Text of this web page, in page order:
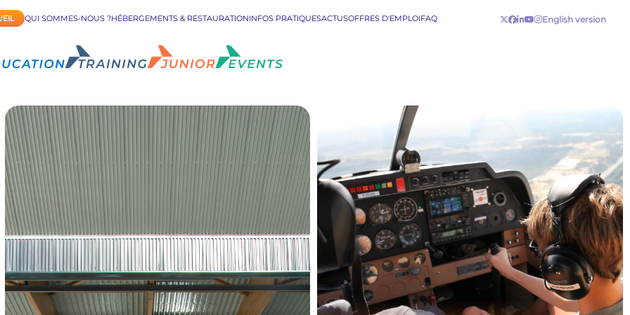
QUI SOMMES-NOUS ?HÉBERGEMENTS & RESTAURATIONINFOS PRATIQUESACTUSOFFRES D'EMPLOIFAQ English version